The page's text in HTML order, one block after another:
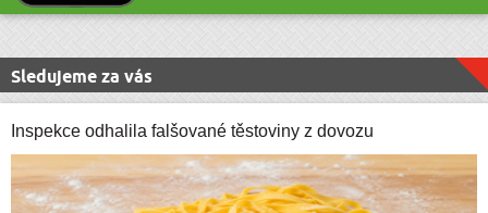
Sledujeme za vás
Inspekce odhalila falšované těstoviny z dovozu